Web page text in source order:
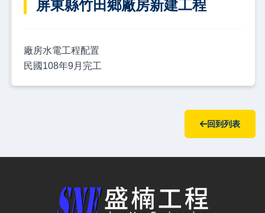
屏東縣竹田鄉廠房新建工程
廠房水電工程配置
民國108年9月完工
回到列表
盛楠水電工程有限公司 — 網站概要、主導覽與聯絡方式